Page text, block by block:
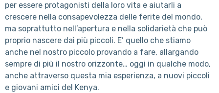
per essere protagonisti della loro vita e aiutarli a
crescere nella consapevolezza delle ferite del mondo,
ma soprattutto nell’apertura e nella solidarietà che può
proprio nascere dai più piccoli. E’ quello che stiamo
anche nel nostro piccolo provando a fare, allargando
sempre di più il nostro orizzonte… oggi in qualche modo,
anche attraverso questa mia esperienza, a nuovi piccoli
e giovani amici del Kenya.